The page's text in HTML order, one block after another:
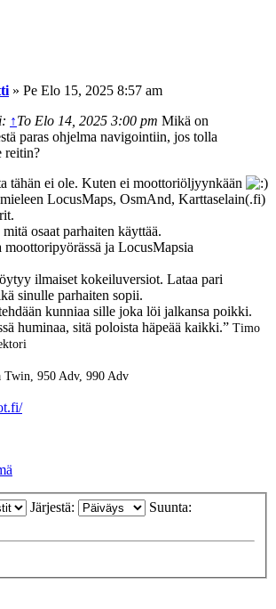
» Pe Elo 15, 2025 8:57 am
↑To Elo 14, 2025 3:00 pm Mikä on
paras ohjelma navigointiin, jos tolla
reitin?
tähän ei ole. Kuten ei moottoriöljyynkään
LocusMaps, OsmAnd, Karttaselain(.fi)
osaat parhaiten käyttää.
ja LocusMapsia
ilmaiset kokeiluversiot. Lataa pari
sinulle parhaiten sopii.
kunniaa sille joka löi jalkansa poikki.
huminaa, sitä poloista häpeää kaikki.” Timo
950 Adv, 990 Adv
Järjestä: Suunta: